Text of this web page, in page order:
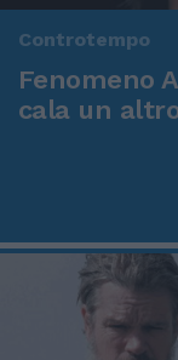
Controtempo
Fenomeno
cala un